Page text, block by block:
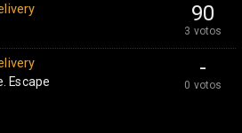
90
3 votos
-
0 votos
Escape